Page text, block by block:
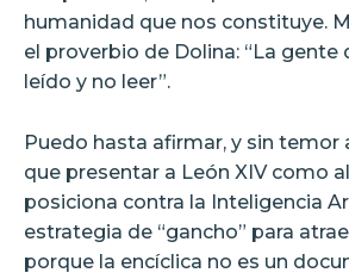
humanidad que nos constituye.
el proverbio de Dolina: “La gente
leído y no leer”.
Puedo hasta afirmar, y sin temor
que presentar a León XIV como
posiciona contra la Inteligencia
estrategia de “gancho” para
porque la encíclica no es un